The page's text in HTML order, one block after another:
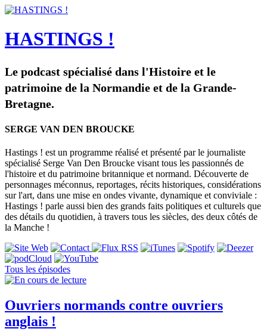
HASTINGS !
Le podcast spécialisé dans l'Histoire et le
patrimoine de la Normandie et de la Grande-
Bretagne.
SERGE VAN DEN BROUCKE
Hastings ! est un programme réalisé et présenté par le journaliste
spécialisé Serge Van Den Broucke visant tous les passionnés de
l'histoire et du patrimoine britannique et normand. Découverte de
personnages méconnus, reportages, récits historiques, considérations
sur l'art, dans une mise en ondes vivante, dynamique et conviviale :
Hastings ! parle aussi bien des grands faits politiques et culturels que
des détails du quotidien, à travers tous les siècles, des deux côtés de
la Manche !
Tous les épisodes
Ouvriers normands contre ouvriers
anglais !